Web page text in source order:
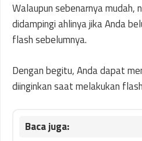
Walaupun sebenarnya mudah,
didampingi ahlinya jika Anda
flash sebelumnya.
Dengan begitu, Anda dapat
diinginkan saat melakukan